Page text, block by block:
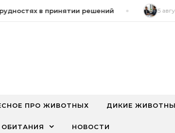
в принятии решений 5
ПРО ЖИВОТНЫХ ДИКИЕ
ОБИТАНИЯ НОВОСТИ